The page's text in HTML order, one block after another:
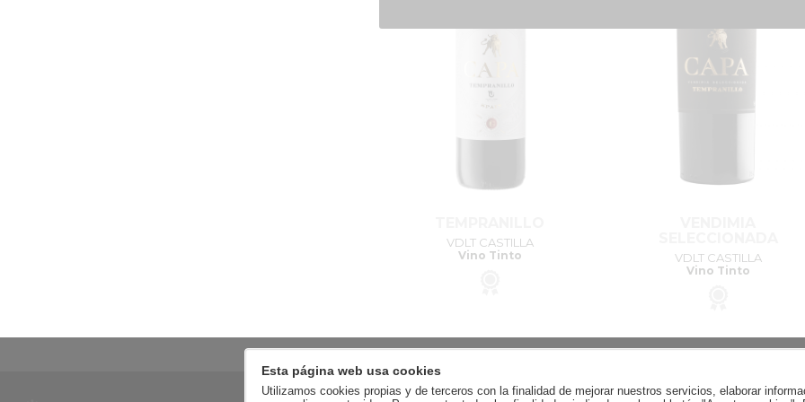
VDLT CASTILLA
Vino Tinto VDLT CASTILLA
Vino Tinto
Esta página web usa cookies
Utilizamos cookies propias y de terceros con la finalidad de mejorar nuestros servicios, elaborar